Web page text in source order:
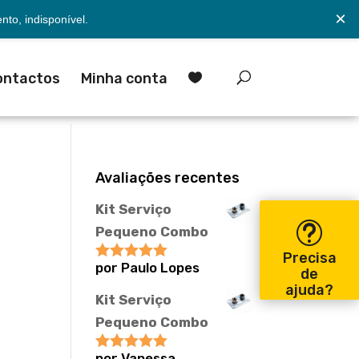
indisponível. ×
Minha conta 
Avaliações recentes
Kit Serviço
Pequeno Combo
Avaliação5
por Paulo Lopes
Kit Serviço
Pequeno Combo
Precisa
de
ajuda?